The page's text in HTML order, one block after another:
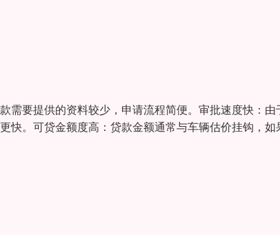
需要提供的资料较少，申请流程简便。审批速度快：由
快。可贷金额度高：贷款金额通常与车辆估价挂钩，如